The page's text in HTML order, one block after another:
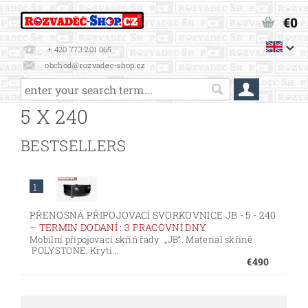
+ 420 773 201 065
obchod@rozvadec-shop.cz
€0
5 X 240
BESTSELLERS
1.
PŘENOSNÁ PŘIPOJOVACÍ SVORKOVNICE JB - 5 - 240
– TERMIN DODANÍ : 3 PRACOVNÍ DNY
Mobilní připojovací skříň řady „JB“. Materiál skříně
POLYSTONE. Krytí...
€490